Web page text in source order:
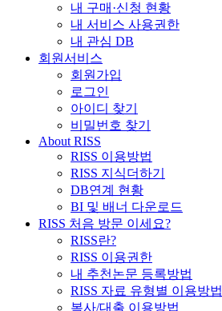
내 구매·신청 현황
내 서비스 사용권한
내 관심 DB
회원서비스
회원가입
로그인
아이디 찾기
비밀번호 찾기
About RISS
RISS 이용방법
RISS 지식더하기
DB연계 현황
BI 및 배너 다운로드
RISS 처음 방문 이세요?
RISS란?
RISS 이용권한
내 추천논문 등록방법
RISS 자료 유형별 이용방법
복사/대출 이용방법